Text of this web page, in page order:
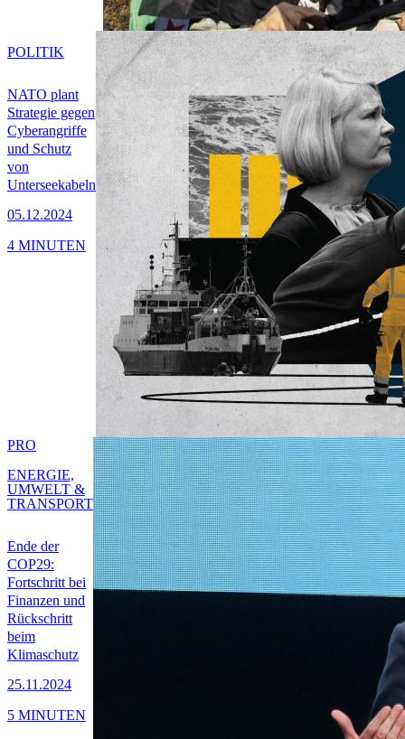
NATO plant
Strategie gegen
Cyberangriffe
und Schutz
von
Unterseekabeln
05.12.2024
POLITIK
4 MINUTEN
Ende der
COP29:
Fortschritt bei
Finanzen und
Rückschritt
beim
Klimaschutz
25.11.2024
PRO
ENERGIE,
UMWELT &
TRANSPORT
5 MINUTEN